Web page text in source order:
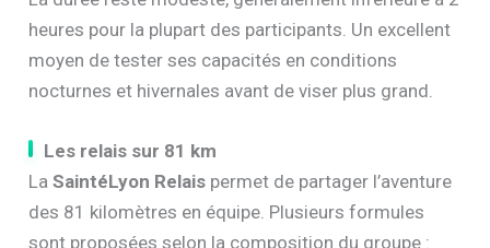
heures pour la plupart des participants. Un excellent
moyen de tester ses capacités en conditions
nocturnes et hivernales avant de viser plus grand.
Les relais sur 81 km
LaSaintéLyon Relais permet de partager l’aventure
des 81 kilomètres en équipe. Plusieurs formules
sont proposées selon la composition du groupe :